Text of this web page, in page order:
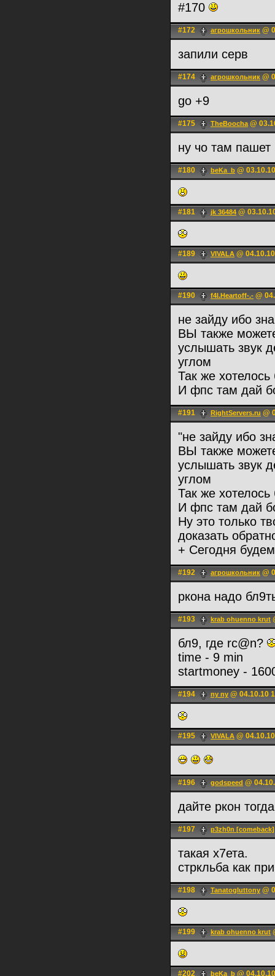
#170
#172 агрошкольник @
запили серв
#174 агрошкольник @
go +9
#175 TheBoocha@
ну чо там пашет
#180 beKa_b @
#181 jk 36484 @
#189 VIVALA @
#190 f4l.Heartoff-.- @
не зайду ибо
ВЫ также
услышать звук
углом
Так же
И фпс там дай
#191 RightServers.ru @
"не зайду ибо
ВЫ также
услышать звук
углом
Так же
И фпс там дай
Ну это только
доказать
+ Сегодня
#192 агрошкольник @
ркона надо
#193 krab ohuenno krut
бл9, где rc@n?
time - 9 min
startmoney -
#194 ny ny @ 04.10.10
#195 VIVALA @
#196 godspeed @
дайте ркон
#197 p3zh0n [comeback]
такая х7ета.
стркльба как
#198 Tanatogluttony @
#199 krab ohuenno krut
#202 beKa_b @